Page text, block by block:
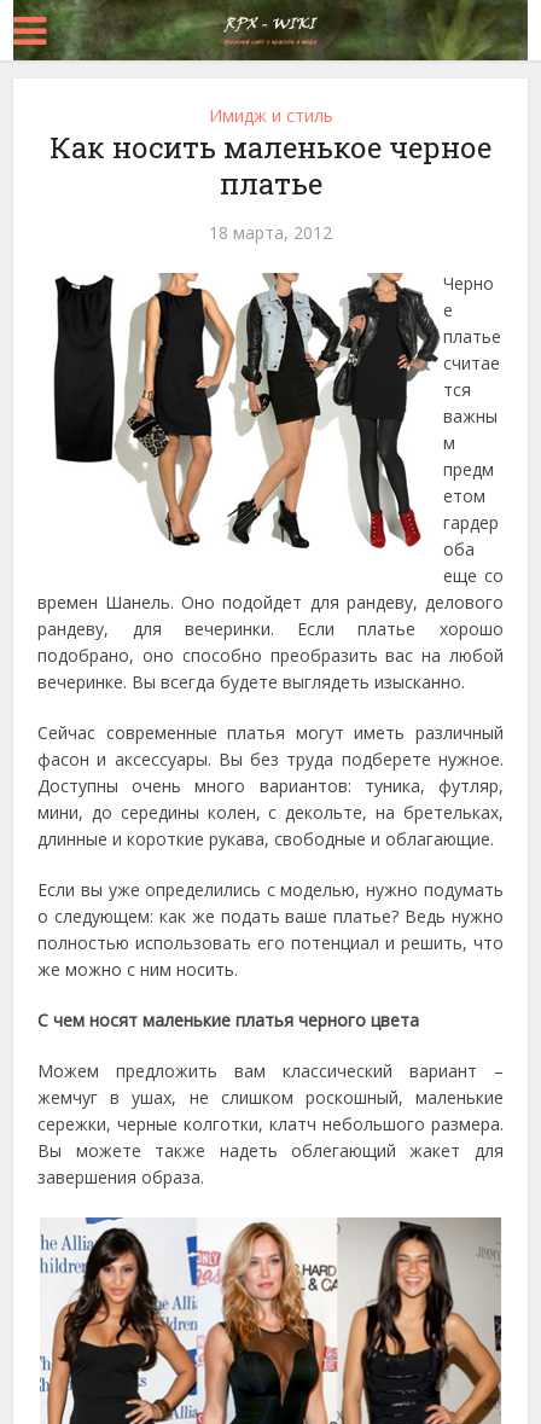
Имидж и стиль
Как носить маленькое черное
платье
18 марта, 2012
Черно
е
платье
считае
тся
важны
м
предм
етом
гардер
оба
еще со
времен Шанель. Оно подойдет для рандеву, делового
рандеву, для вечеринки. Если платье хорошо
подобрано, оно способно преобразить вас на любой
вечеринке. Вы всегда будете выглядеть изысканно.
Сейчас современные платья могут иметь различный
фасон и аксессуары. Вы без труда подберете нужное.
Доступны очень много вариантов: туника, футляр,
мини, до середины колен, с декольте, на бретельках,
длинные и короткие рукава, свободные и облагающие.
Если вы уже определились с моделью, нужно подумать
о следующем: как же подать ваше платье? Ведь нужно
полностью использовать его потенциал и решить, что
же можно с ним носить.
С чем носят маленькие платья черного цвета
Можем предложить вам классический вариант –
жемчуг в ушах, не слишком роскошный, маленькие
сережки, черные колготки, клатч небольшого размера.
Вы можете также надеть облегающий жакет для
завершения образа.